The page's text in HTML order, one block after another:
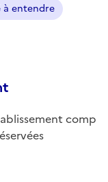
entendre
comp